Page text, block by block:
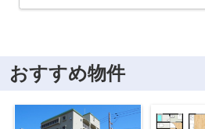
おすすめ物件